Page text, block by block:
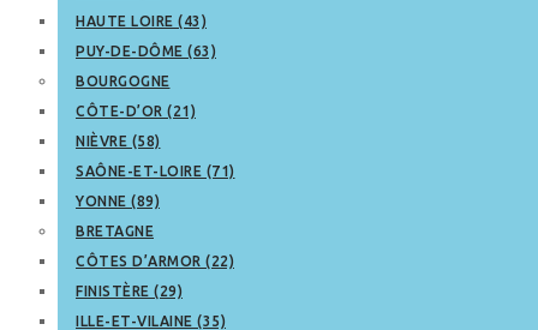
HAUTE LOIRE (43)
PUY-DE-DÔME (63)
BOURGOGNE
CÔTE-D’OR (21)
NIÈVRE (58)
SAÔNE-ET-LOIRE (71)
YONNE (89)
BRETAGNE
CÔTES D’ARMOR (22)
FINISTÈRE (29)
ILLE-ET-VILAINE (35)